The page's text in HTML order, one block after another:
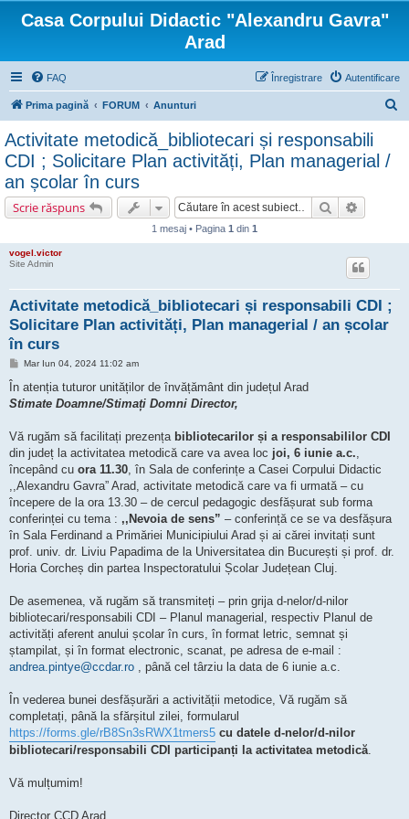
Casa Corpului Didactic "Alexandru Gavra"
Arad
FAQ Autentificare
Înregistrare
Prima pagină FORUM Anunturi
Activitate metodică_bibliotecari și responsabili
CDI ; Solicitare Plan activități, Plan managerial /
an școlar în curs
Scrie răspuns Căutare
1 mesaj • Pagina 1 din 1
vogel.victor
Site Admin
Activitate metodică_bibliotecari și responsabili CDI ;
Solicitare Plan activități, Plan managerial / an școlar
în curs
M
s
j
Mar Iun 04, 2024 11:02 am
În atenția tuturor unităților de învățământ din județul Arad
Stimate Doamne/Stimați Domni Director,
Vă rugăm să facilitați prezența bibliotecarilor și a responsabililor CDI
din județ la activitatea metodică care va avea loc joi, 6 iunie a.c.,
începând cu ora 11.30, în Sala de conferințe a Casei Corpului Didactic
,,Alexandru Gavra” Arad, activitate metodică care va fi urmată – cu
începere de la ora 13.30 – de cercul pedagogic desfășurat sub forma
conferinței cu tema : ,,Nevoia de sens” – conferință ce se va desfășura
în Sala Ferdinand a Primăriei Municipiului Arad și ai cărei invitați sunt
prof. univ. dr. Liviu Papadima de la Universitatea din București și prof. dr.
Horia Corcheș din partea Inspectoratului Școlar Județean Cluj.
De asemenea, vă rugăm să transmiteți – prin grija d-nelor/d-nilor
bibliotecari/responsabili CDI – Planul managerial, respectiv Planul de
activități aferent anului școlar în curs, în format letric, semnat și
ștampilat, și în format electronic, scanat, pe adresa de e-mail :
andrea.pintye@ccdar.ro , până cel târziu la data de 6 iunie a.c.
În vederea bunei desfășurări a activității metodice, Vă rugăm să
completați, până la sfărșitul zilei, formularul
https://forms.gle/rB8Sn3sRWX1tmers5 cu datele d-nelor/d-nilor
bibliotecari/responsabili CDI participanți la activitatea metodică.
Vă mulțumim!
Director CCD Arad,